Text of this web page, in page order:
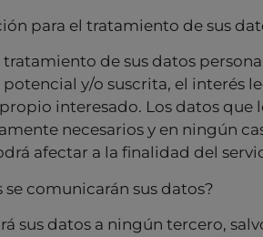
para el tratamiento de sus
tratamiento de sus datos
y/o suscrita, el interés
interesado. Los datos que
necesarios y en ningún
afectar a la finalidad del
comunicarán sus datos?
sus datos a ningún tercero,